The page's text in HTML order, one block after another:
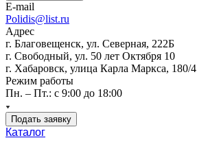
E-mail
Polidis@list.ru
Адрес
г. Благовещенск, ул. Северная, 222Б
г. Свободный, ул. 50 лет Октября 10
г. Хабаровск, улица Карла Маркса, 180/4
Режим работы
Пн. – Пт.: с 9:00 до 18:00
Подать заявку
Каталог